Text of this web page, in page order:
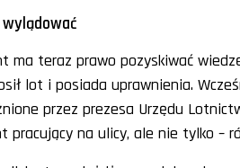
ma teraz prawo pozyskiwać
lot i posiada uprawnienia.
przez prezesa Urzędu
pracujący na ulicy, ale nie tylko –